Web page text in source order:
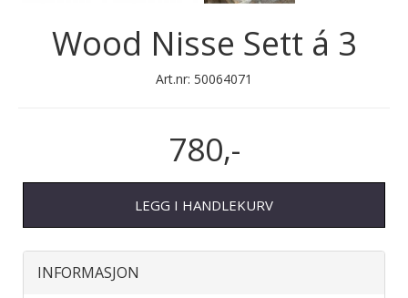
Wood Nisse Sett á 3
Art.nr: 50064071
780,-
LEGG I HANDLEKURV
INFORMASJON